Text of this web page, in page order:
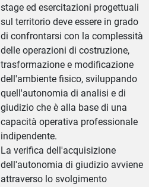
stage ed esercitazioni progettuali
sul territorio deve essere in grado
di confrontarsi con la complessità
delle operazioni di costruzione,
trasformazione e modificazione
dell'ambiente fisico, sviluppando
quell'autonomia di analisi e di
giudizio che è alla base di una
capacità operativa professionale
indipendente.
La verifica dell'acquisizione
dell'autonomia di giudizio avviene
attraverso lo svolgimento